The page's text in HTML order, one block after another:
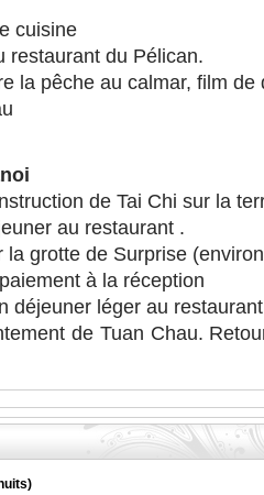
cuisine
restaurant du Pélican.
la pêche au calmar, film de
de Tai Chi sur la
au restaurant .
la grotte de Surprise
à la réception
déjeuner léger au
de Tuan Chau.